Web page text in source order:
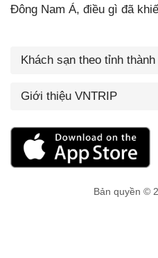
Đông Nam Á, điều gì đã
Khách sạn theo tỉnh thành
Giới thiệu VNTRIP
Bản quyền ©